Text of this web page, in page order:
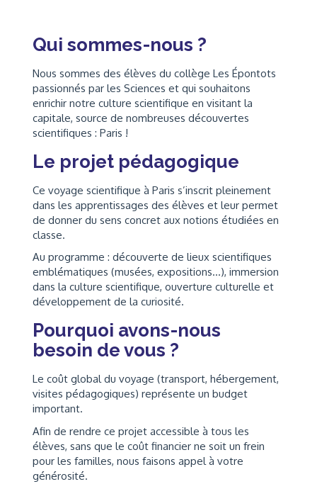
Qui sommes-nous ?
Nous sommes des élèves du collège Les Épontots
passionnés par les Sciences et qui souhaitons
enrichir notre culture scientifique en visitant la
capitale, source de nombreuses découvertes
scientifiques : Paris !
Le projet pédagogique
Ce voyage scientifique à Paris s’inscrit pleinement
dans les apprentissages des élèves et leur permet
de donner du sens concret aux notions étudiées en
classe.
Au programme : découverte de lieux scientifiques
emblématiques (musées, expositions...), immersion
dans la culture scientifique, ouverture culturelle et
développement de la curiosité.
Pourquoi avons-nous
besoin de vous ?
Le coût global du voyage (transport, hébergement,
visites pédagogiques) représente un budget
important.
Afin de rendre ce projet accessible à tous les
élèves, sans que le coût financier ne soit un frein
pour les familles, nous faisons appel à votre
générosité.